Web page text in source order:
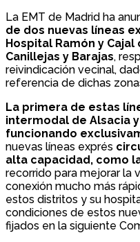
La EMT de Madrid ha
de dos nuevas líneas
Hospital Ramón y
Canillejas y Barajas,
reivindicación vecinal,
referencia de dichas
La primera de estas
intermodal de Alsacia
funcionando
nuevas líneas exprés
alta capacidad, como
recorrido para mejorar la
conexión mucho más
estos distritos y su
condiciones de estos
fijados en la siguiente